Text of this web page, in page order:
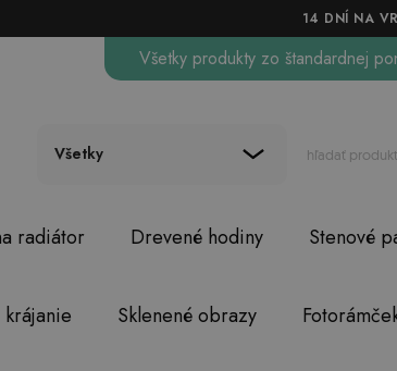
14 DNÍ NA
Všetky produkty zo štandardnej
Všetky
radiátor Drevené hodiny Stenové
Sklenené obrazy